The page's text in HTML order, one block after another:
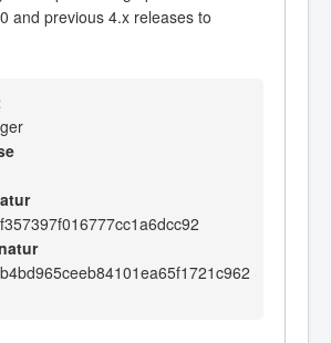
and previous 4.x releases to